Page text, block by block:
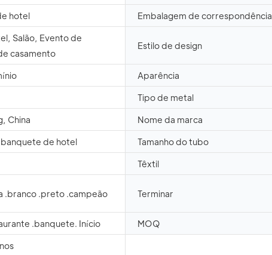
hotel Embalagem de correspondência
Salão, Evento de
casamento
Estilo de design
Aparência
Tipo de metal
China Nome da marca
de hotel Tamanho do tubo
Têxtil
.branco .preto .campeão Terminar
.banquete. Início MOQ